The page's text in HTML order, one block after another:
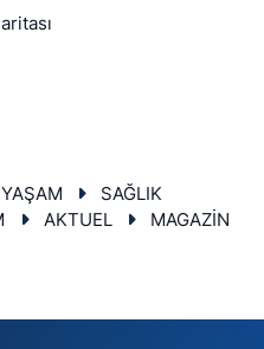
YAŞAM
SAĞLIK
AKTUEL
MAGAZİN